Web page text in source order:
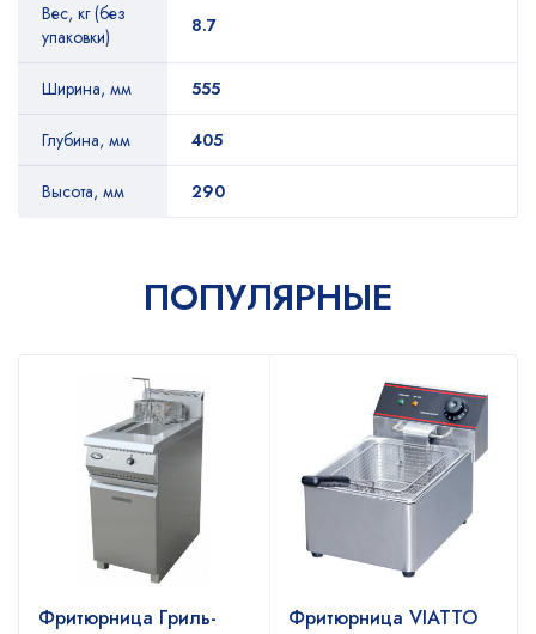
Вес, кг (без
упаковки)
8.7
Ширина, мм 555
Глубина, мм 405
Высота, мм 290
ПОПУЛЯРНЫЕ
Фритюрница Гриль-
Фритюрница VIATTO